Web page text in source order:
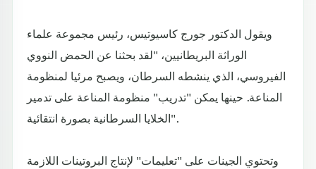
ويقول الدكتور جورج كاسيوتيس، رئيس مجموعة علماء
الوراثة البريطانيين، "لقد بحثنا عن الحمض النووي
الفيروسي، الذي ينشطه السرطان، ويصبح مرئيا لمنظومة
المناعة. حينها يمكن "تدريب" منظومة المناعة على تدمير
الخلايا السرطانية بصورة انتقائية".
وتحتوي الجينات على "تعليمات" لإنتاج البروتينات اللازمة